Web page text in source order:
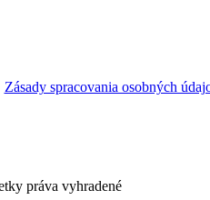
Zásady spracovania osobných
práva vyhradené